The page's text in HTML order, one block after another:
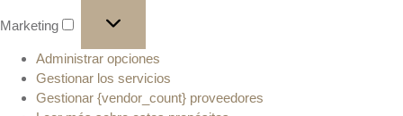
Marketing
Administrar opciones
Gestionar los servicios
Gestionar {vendor_count} proveedores